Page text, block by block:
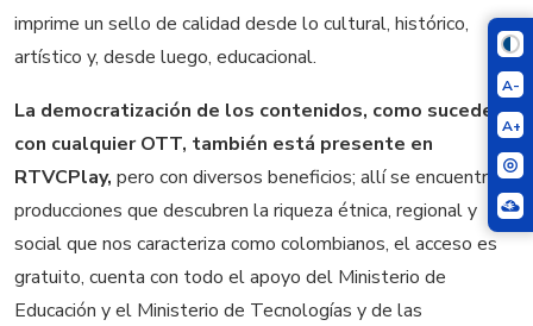
A-
A+
imprime un sello de calidad desde lo cultural, histórico,
artístico y, desde luego, educacional.
La democratización de los contenidos, como sucede
con cualquier OTT, también está presente en
RTVCPlay, pero con diversos beneficios; allí se encuentran
producciones que descubren la riqueza étnica, regional y
social que nos caracteriza como colombianos, el acceso es
gratuito, cuenta con todo el apoyo del Ministerio de
Educación y el Ministerio de Tecnologías y de las